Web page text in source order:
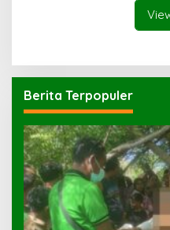
Berita Terpopuler